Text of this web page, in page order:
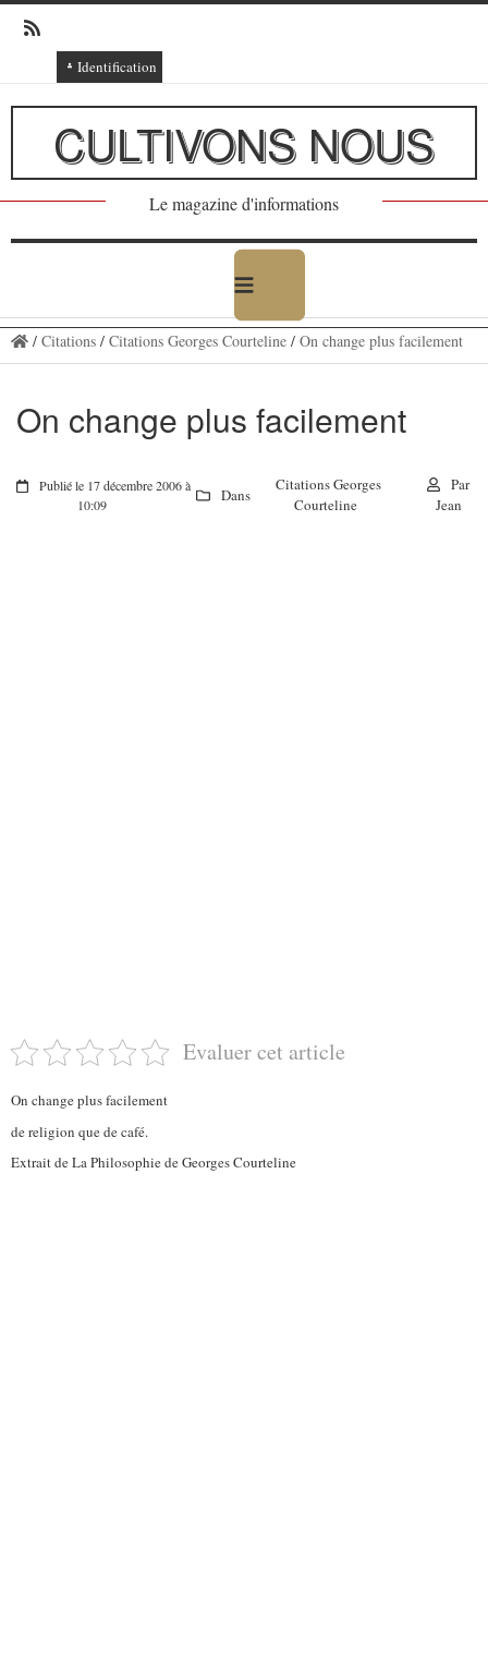
Identification
Connexion
Connexion via Facebook
Inscription
Ajout texte ou poème
CULTIVONS NOUS
Le magazine d'informations
/ Citations/ Citations Georges Courteline/ On change plus facilement
On change plus facilement
Publié le 17 décembre 2006 à
10:09
Dans
Citations Georges
Courteline
Par
Jean
Evaluer cet article
On change plus facilement
de religion que de café.
Extrait de La Philosophie de Georges Courteline